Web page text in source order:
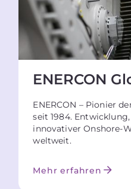
ENERCON
ENERCON – Pionier
seit 1984.
innovativer Onshore-
weltweit.
Mehr erfahren